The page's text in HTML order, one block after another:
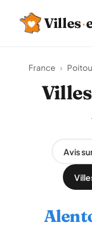
Villes·
France ›
Avis